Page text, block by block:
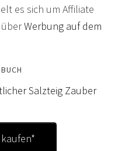
es sich um Affiliate
überWerbung auf dem